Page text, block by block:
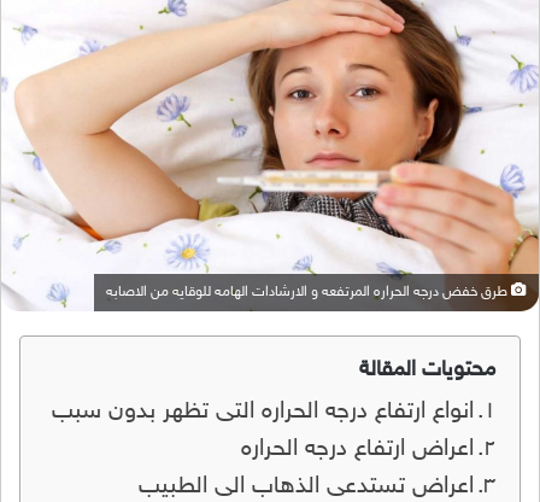
طرق خفض درجه الحراره المرتفعه و الارشادات الهامه للوقايه من الاصابه
محتويات المقالة
انواع ارتفاع درجه الحراره التى تظهر بدون سبب
اعراض ارتفاع درجه الحراره
اعراض تستدعى الذهاب الى الطبيب